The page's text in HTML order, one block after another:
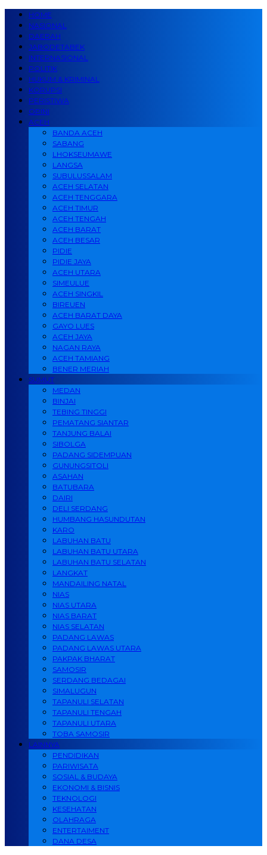
HOME
NASIONAL
DAERAH
JABODETABEK
INTERNASIONAL
POLITIK
HUKUM & KRIMINAL
KORUPSI
PERISTIWA
OPINI
ACEH
BANDA ACEH
SABANG
LHOKSEUMAWE
LANGSA
SUBULUSSALAM
ACEH SELATAN
ACEH TENGGARA
ACEH TIMUR
ACEH TENGAH
ACEH BARAT
ACEH BESAR
PIDIE
PIDIE JAYA
ACEH UTARA
SIMEULUE
ACEH SINGKIL
BIREUEN
ACEH BARAT DAYA
GAYO LUES
ACEH JAYA
NAGAN RAYA
ACEH TAMIANG
BENER MERIAH
SUMUT
MEDAN
BINJAI
TEBING TINGGI
PEMATANG SIANTAR
TANJUNG BALAI
SIBOLGA
PADANG SIDEMPUAN
GUNUNGSITOLI
ASAHAN
BATUBARA
DAIRI
DELI SERDANG
HUMBANG HASUNDUTAN
KARO
LABUHAN BATU
LABUHAN BATU UTARA
LABUHAN BATU SELATAN
LANGKAT
MANDAILING NATAL
NIAS
NIAS UTARA
NIAS BARAT
NIAS SELATAN
PADANG LAWAS
PADANG LAWAS UTARA
PAKPAK BHARAT
SAMOSIR
SERDANG BEDAGAI
SIMALUGUN
TAPANULI SELATAN
TAPANULI TENGAH
TAPANULI UTARA
TOBA SAMOSIR
LAINNYA
PENDIDIKAN
PARIWISATA
SOSIAL & BUDAYA
EKONOMI & BISNIS
TEKNOLOGI
KESEHATAN
OLAHRAGA
ENTERTAIMENT
DANA DESA